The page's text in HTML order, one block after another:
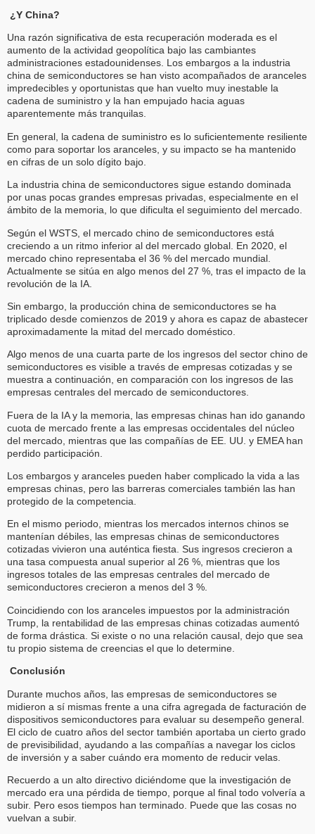
¿Y China?
Una razón significativa de esta recuperación moderada es el
aumento de la actividad geopolítica bajo las cambiantes
administraciones estadounidenses. Los embargos a la industria
china de semiconductores se han visto acompañados de aranceles
impredecibles y oportunistas que han vuelto muy inestable la
cadena de suministro y la han empujado hacia aguas
aparentemente más tranquilas.
En general, la cadena de suministro es lo suficientemente resiliente
como para soportar los aranceles, y su impacto se ha mantenido
en cifras de un solo dígito bajo.
La industria china de semiconductores sigue estando dominada
por unas pocas grandes empresas privadas, especialmente en el
ámbito de la memoria, lo que dificulta el seguimiento del mercado.
Según el WSTS, el mercado chino de semiconductores está
creciendo a un ritmo inferior al del mercado global. En 2020, el
mercado chino representaba el 36 % del mercado mundial.
Actualmente se sitúa en algo menos del 27 %, tras el impacto de la
revolución de la IA.
Sin embargo, la producción china de semiconductores se ha
triplicado desde comienzos de 2019 y ahora es capaz de abastecer
aproximadamente la mitad del mercado doméstico.
Algo menos de una cuarta parte de los ingresos del sector chino de
semiconductores es visible a través de empresas cotizadas y se
muestra a continuación, en comparación con los ingresos de las
empresas centrales del mercado de semiconductores.
Fuera de la IA y la memoria, las empresas chinas han ido ganando
cuota de mercado frente a las empresas occidentales del núcleo
del mercado, mientras que las compañías de EE. UU. y EMEA han
perdido participación.
Los embargos y aranceles pueden haber complicado la vida a las
empresas chinas, pero las barreras comerciales también las han
protegido de la competencia.
En el mismo periodo, mientras los mercados internos chinos se
mantenían débiles, las empresas chinas de semiconductores
cotizadas vivieron una auténtica fiesta. Sus ingresos crecieron a
una tasa compuesta anual superior al 26 %, mientras que los
ingresos totales de las empresas centrales del mercado de
semiconductores crecieron a menos del 3 %.
Coincidiendo con los aranceles impuestos por la administración
Trump, la rentabilidad de las empresas chinas cotizadas aumentó
de forma drástica. Si existe o no una relación causal, dejo que sea
tu propio sistema de creencias el que lo determine.
Conclusión
Durante muchos años, las empresas de semiconductores se
midieron a sí mismas frente a una cifra agregada de facturación de
dispositivos semiconductores para evaluar su desempeño general.
El ciclo de cuatro años del sector también aportaba un cierto grado
de previsibilidad, ayudando a las compañías a navegar los ciclos
de inversión y a saber cuándo era momento de reducir velas.
Recuerdo a un alto directivo diciéndome que la investigación de
mercado era una pérdida de tiempo, porque al final todo volvería a
subir. Pero esos tiempos han terminado. Puede que las cosas no
vuelvan a subir.